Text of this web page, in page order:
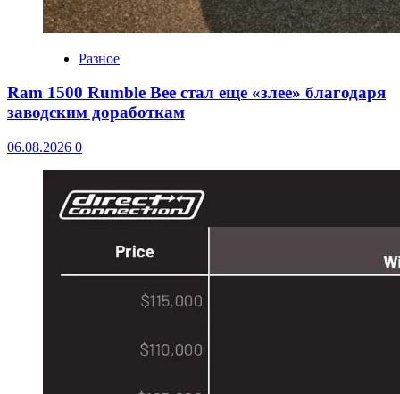
Разное
Ram 1500 Rumble Bee стал еще «злее» благодаря
заводским доработкам
06.08.2026 0